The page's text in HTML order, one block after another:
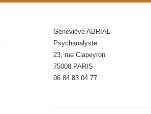
Geneviève ABRIAL
Psychanalyste
23, rue Clapeyron
75008 PARIS
06 84 83 04 77